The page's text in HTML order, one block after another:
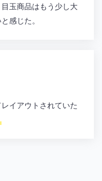
玉商品はもう少し大
感じた。
イアウトされていた